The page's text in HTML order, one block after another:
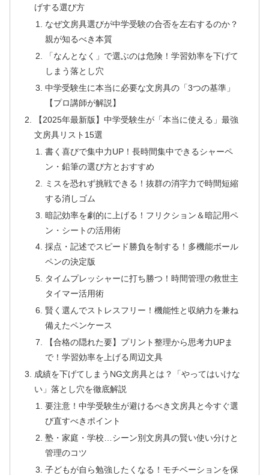
げする選び方
なぜ文房具選びが中学受験の合否を左右するのか？
親が知るべき本質
「なんとなく」で選ぶのは危険！学習効率を下げて
しまう落とし穴
中学受験生に本当に必要な文房具の「3つの基準」
【プロ講師が解説】
【2025年最新版】中学受験生が「本当に使える」最強
文房具リスト15選
書く喜びで集中力UP！長時間集中できるシャーペ
ン・鉛筆の選び方とおすすめ
ミスを恐れず挑戦できる！抜群の消字力で時間短縮
する消しゴム
暗記効率を劇的に上げる！フリクション＆暗記用ペ
ン・シートの活用術
採点・記述でスピード勝負を制する！多機能ボール
ペンの決定版
タイムプレッシャーに打ち勝つ！時間管理の救世主
タイマー活用術
賢く選んでストレスフリー！機能性と収納力を兼ね
備えたペンケース
【合格の隠れた要】プリント整理から思考力UPま
で！学習効率を上げる周辺文具
成績を下げてしまうNG文房具とは？「やってはいけな
い」落とし穴を徹底解説
要注意！中学受験生が避けるべき文房具と今すぐ選
び直すべきポイント
塾・家庭・学校…シーン別文房具の賢い使い分けと
管理のコツ
子どもが自ら勉強したくなる！モチベーションを保